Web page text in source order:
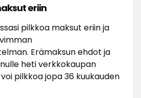
eriin
pilkkoa maksut eriin ja
Erämaksun ehdot ja
heti verkkokaupan
pilkkoa jopa 36 kuukauden